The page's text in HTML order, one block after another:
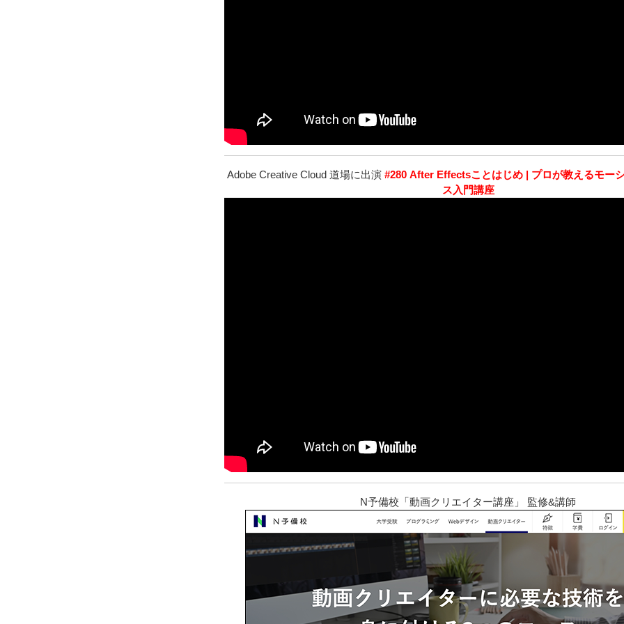
Adobe Creative Cloud 道場に出演 #280 After Effectsことはじめ | プロが教えるモー
ス入門講座
N予備校「動画クリエイター講座」 監修&講師